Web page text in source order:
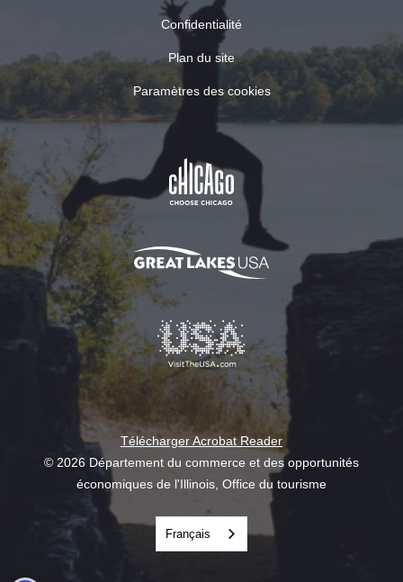
Confidentialité
Plan du site
Paramètres des cookies
Télécharger Acrobat Reader
© 2026 Département du commerce et des opportunités
économiques de l'Illinois, Office du tourisme
Français